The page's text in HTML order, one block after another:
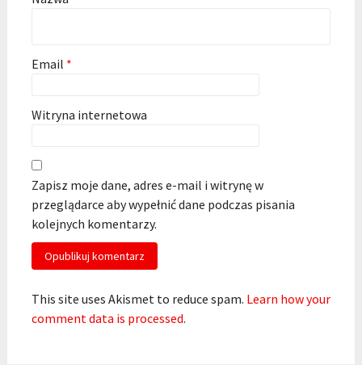
Email *
Witryna internetowa
Zapisz moje dane, adres e-mail i witrynę w
przeglądarce aby wypełnić dane podczas pisania
kolejnych komentarzy.
This site uses Akismet to reduce spam. Learn how your
comment data is processed.